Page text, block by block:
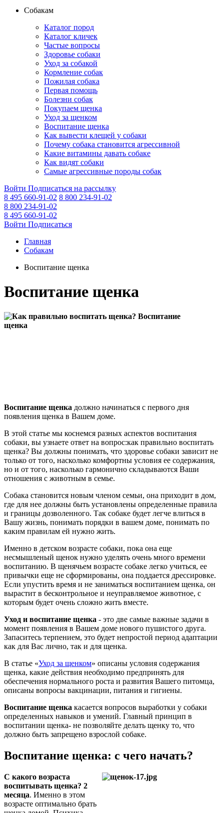
Собакам
Каталог пород
Каталог кличек
Частые вопросы
Здоровье собаки
Уход за собакой
Кормление собак
Пожилая собака
Первая помощь
Болезни собак
Покупаем щенка
Уход за щенком
Воспитание щенка
Как вывести клещей у собаки
Почему собака становится агрессивной
Какие витамины давать собаке
Как видят собаки
Самые агрессивные породы собак
Войти Подписаться на рассылку
8 495 660-91-02 8 800 234-91-02
8 800 234-91-02
8 495 660-91-02
Войти Подписаться
Главная
Собакам
Воспитание щенка
Воспитание щенка
Воспитание щенка должно начинаться с первого дня
появления щенка в Вашем доме.
В этой статье мы коснемся разных аспектов воспитания
собаки, вы узнаете ответ на вопрос:как правильно воспитать
щенка? Вы должны понимать, что здоровье собаки зависит не
только от того, насколько комфортны условия ее содержания,
но и от того, насколько гармонично складываются Ваши
отношения с животным в семье.
Собака становится новым членом семьи, она приходит в дом,
где для нее должны быть установлены определенные правила
и границы дозволенного. Так собаке будет легче влиться в
Вашу жизнь, понимать порядки в вашем доме, понимать по
каким правилам ей нужно жить.
Именно в детском возрасте собаки, пока она еще
несмышленый щенок нужно уделять очень много времени
воспитанию. В щенячьем возрасте собаке легко учиться, ее
привычки еще не сформированы, она поддается дрессировке.
Если упустить время и не заниматься воспитанием щенка, он
вырастит в бесконтрольное и неуправляемое животное, с
которым будет очень сложно жить вместе.
Уход и воспитание щенка - это две самые важные задачи в
момент появления в Вашем доме нового пушистого друга.
Запаситесь терпением, это будет непростой период адаптации
как для Вас лично, так и для щенка.
В статье «Уход за щенком» описаны условия содержания
щенка, какие действия необходимо предпринять для
обеспечения нормального роста и развития Вашего питомца,
описаны вопросы вакцинации, питания и гигиены.
Воспитание щенка касается вопросов выработки у собаки
определенных навыков и умений. Главный принцип в
воспитании щенка- не позволяйте делать щенку то, что
должно быть запрещено взрослой собаке.
Воспитание щенка: с чего начать?
С какого возраста
воспитывать щенка? 2
месяца. Именно в этом
возрасте оптимально брать